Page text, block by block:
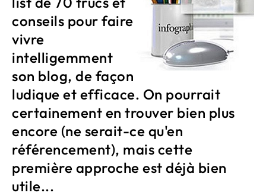
conseils pour faire
vivre
intelligemment
son blog, de façon
ludique et efficace. On pourrait
certainement en trouver bien plus
encore (ne serait-ce qu'en
référencement), mais cette
première approche est déjà bien
utile...